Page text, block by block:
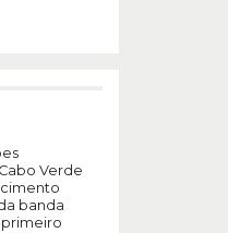
Verde
banda
primeiro